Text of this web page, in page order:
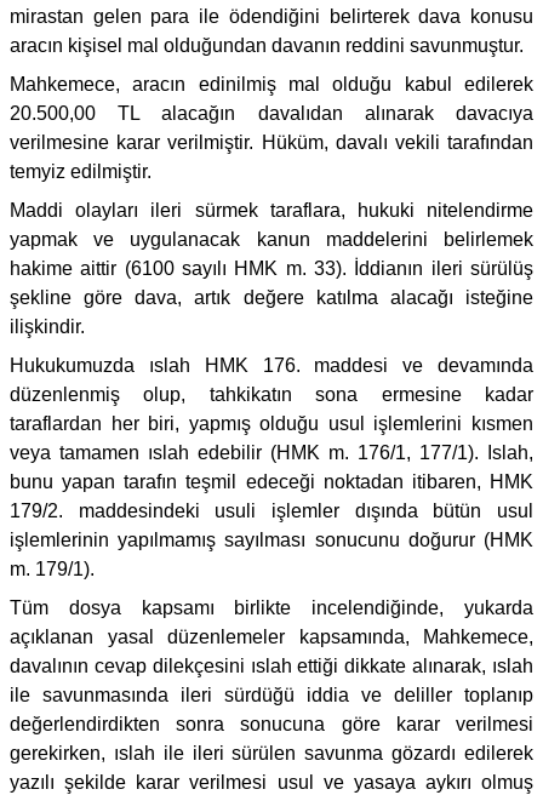
mirastan gelen para ile ödendiğini belirterek dava konusu
aracın kişisel mal olduğundan davanın reddini savunmuştur.
Mahkemece, aracın edinilmiş mal olduğu kabul edilerek
20.500,00 TL alacağın davalıdan alınarak davacıya
verilmesine karar verilmiştir. Hüküm, davalı vekili tarafından
temyiz edilmiştir.
Maddi olayları ileri sürmek taraflara, hukuki nitelendirme
yapmak ve uygulanacak kanun maddelerini belirlemek
hakime aittir (6100 sayılı HMK m. 33). İddianın ileri sürülüş
şekline göre dava, artık değere katılma alacağı isteğine
ilişkindir.
Hukukumuzda ıslah HMK 176. maddesi ve devamında
düzenlenmiş olup, tahkikatın sona ermesine kadar
taraflardan her biri, yapmış olduğu usul işlemlerini kısmen
veya tamamen ıslah edebilir (HMK m. 176/1, 177/1). Islah,
bunu yapan tarafın teşmil edeceği noktadan itibaren, HMK
179/2. maddesindeki usuli işlemler dışında bütün usul
işlemlerinin yapılmamış sayılması sonucunu doğurur (HMK
m. 179/1).
Tüm dosya kapsamı birlikte incelendiğinde, yukarda
açıklanan yasal düzenlemeler kapsamında, Mahkemece,
davalının cevap dilekçesini ıslah ettiği dikkate alınarak, ıslah
ile savunmasında ileri sürdüğü iddia ve deliller toplanıp
değerlendirdikten sonra sonucuna göre karar verilmesi
gerekirken, ıslah ile ileri sürülen savunma gözardı edilerek
yazılı şekilde karar verilmesi usul ve yasaya aykırı olmuş